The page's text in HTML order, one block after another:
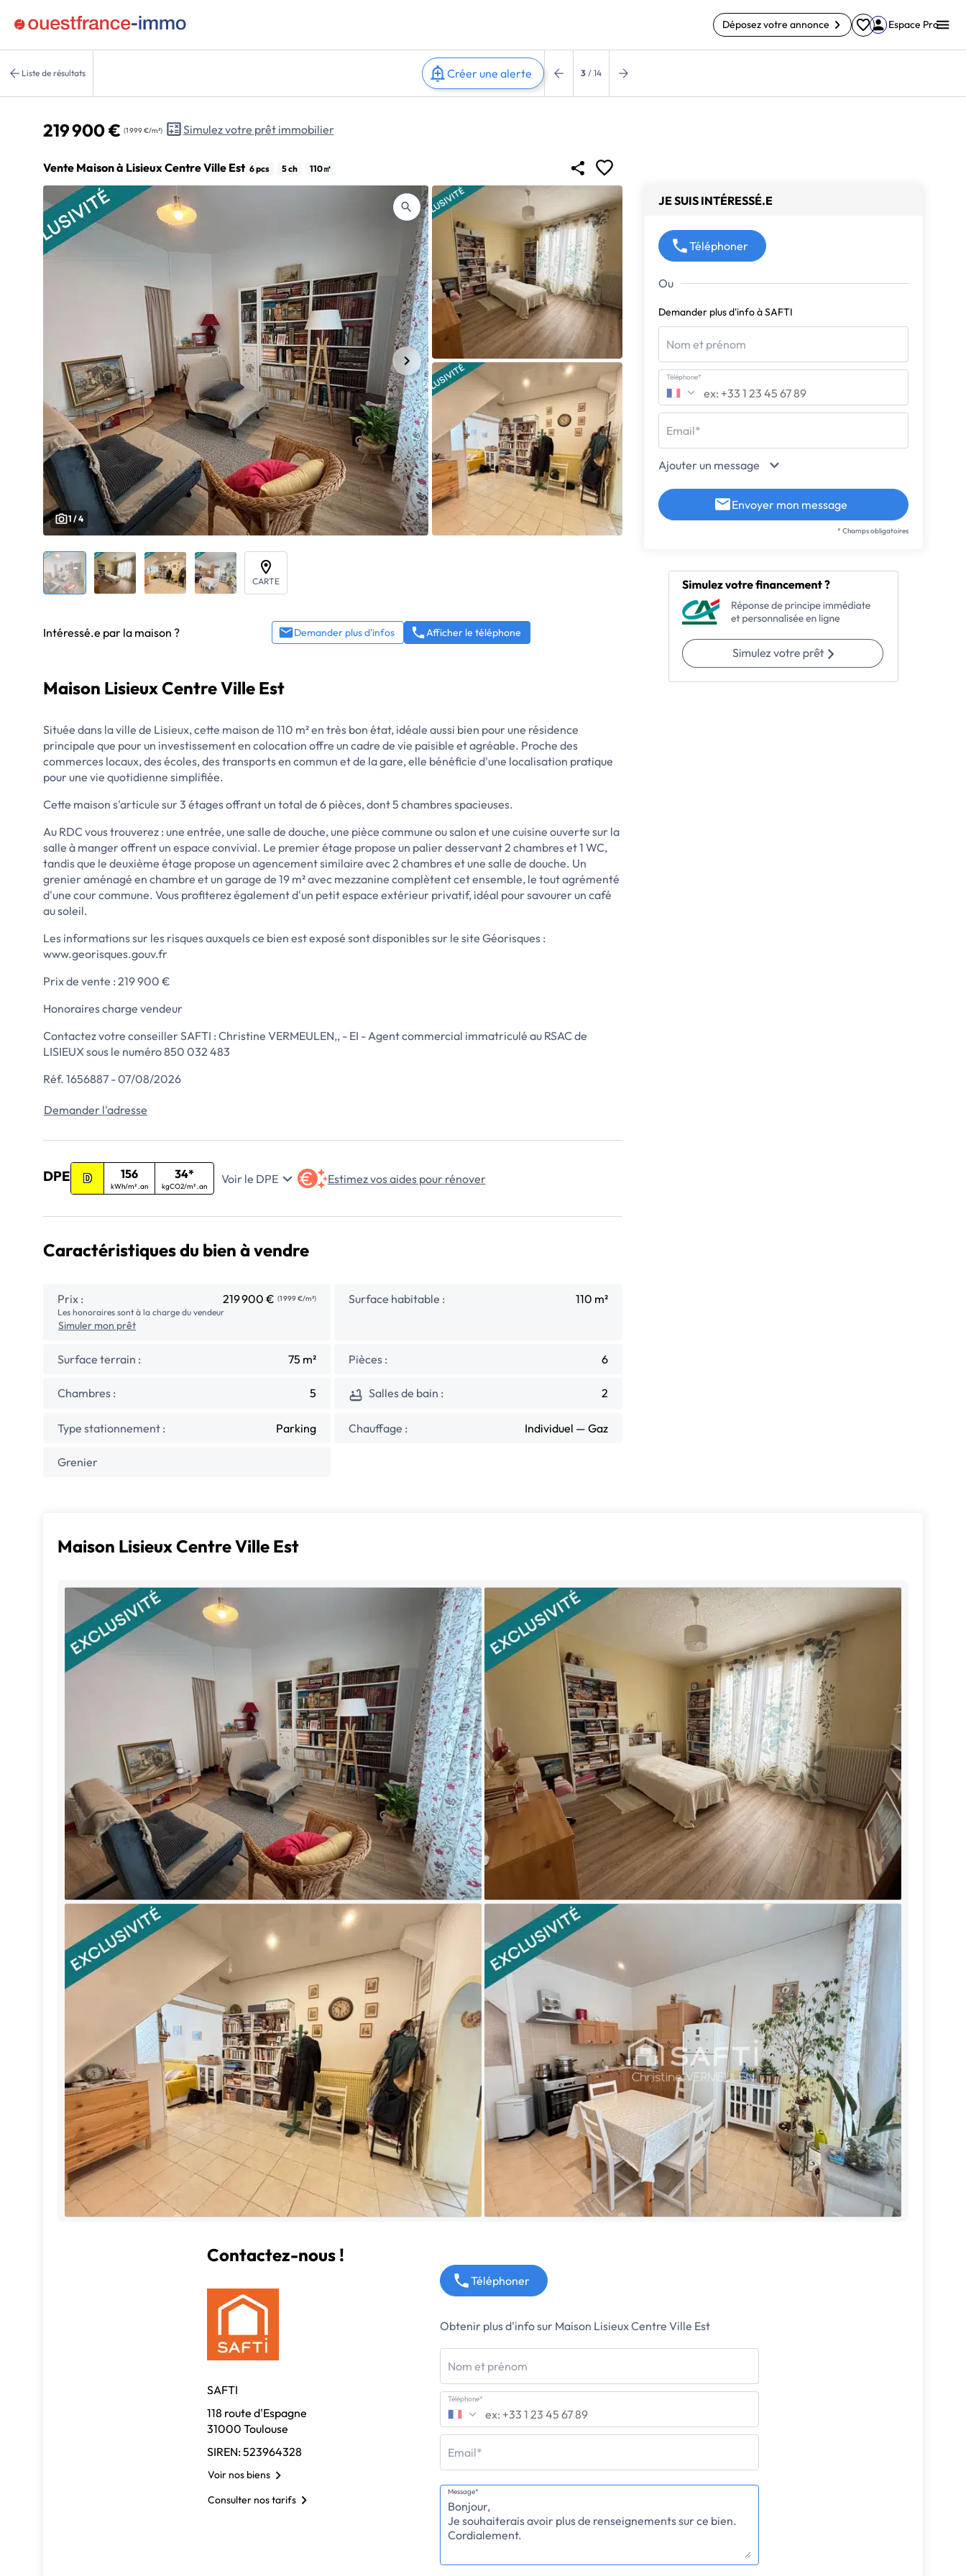
Déposez votre annonce Espace Pro
Liste de résultats Créer une alerte 3/ 14
219 900 € (1 999 €/m²) Simulez votre prêt immobilier
Vente Maison à Lisieux Centre Ville Est 6 pcs 5 ch 110㎡
1 / 4
CARTE
Intéressé.e par la maison ? Demander plus d'infos Afficher le téléphone
Maison Lisieux Centre Ville Est
Située dans la ville de Lisieux, cette maison de 110 m² en très bon état, idéale aussi bien pour une résidence
principale que pour un investissement en colocation offre un cadre de vie paisible et agréable. Proche des
commerces locaux, des écoles, des transports en commun et de la gare, elle bénéficie d'une localisation pratique
pour une vie quotidienne simplifiée.
Cette maison s'articule sur 3 étages offrant un total de 6 pièces, dont 5 chambres spacieuses.
Au RDC vous trouverez : une entrée, une salle de douche, une pièce commune ou salon et une cuisine ouverte sur la
salle à manger offrent un espace convivial. Le premier étage propose un palier desservant 2 chambres et 1 WC,
tandis que le deuxième étage propose un agencement similaire avec 2 chambres et une salle de douche. Un
grenier aménagé en chambre et un garage de 19 m² avec mezzanine complètent cet ensemble, le tout agrémenté
d'une cour commune. Vous profiterez également d'un petit espace extérieur privatif, idéal pour savourer un café
au soleil.
Les informations sur les risques auxquels ce bien est exposé sont disponibles sur le site Géorisques :
www.georisques.gouv.fr
Prix de vente : 219 900 €
Honoraires charge vendeur
Contactez votre conseiller SAFTI : Christine VERMEULEN,, - EI - Agent commercial immatriculé au RSAC de
LISIEUX sous le numéro 850 032 483
Réf. 1656887 - 07/08/2026
Demander l'adresse
DPE D 156
kWh/m² .an
34*
kgCO2/m² .an
Voir le DPE Estimez vos aides pour rénover
Caractéristiques du bien à vendre
Prix : 219 900 € (1 999 €/m²)
Les honoraires sont à la charge du vendeur
Simuler mon prêt
Surface habitable : 110 m²
Surface terrain : 75 m² Pièces : 6
Chambres : 5 Salles de bain : 2
Type stationnement : Parking Chauffage : Individuel — Gaz
Grenier
JE SUIS INTÉRESSÉ.E
Téléphoner
Demander plus d'info à SAFTI
Nom et prénom
Téléphone*
Email*
Ajouter un message
Envoyer mon message
* Champs obligatoires
Maison Lisieux Centre Ville Est
Contactez-nous !
SAFTI
118 route d'Espagne
31000 Toulouse
SIREN: 523964328
Voir nos biens
Consulter nos tarifs
Téléphoner
Obtenir plus d'info sur Maison Lisieux Centre Ville Est
Nom et prénom
Téléphone*
Email*
Message*